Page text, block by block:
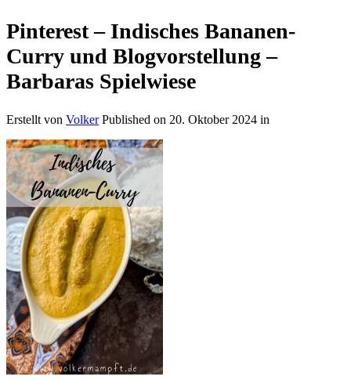
Pinterest – Indisches Bananen-
Curry und Blogvorstellung –
Barbaras Spielwiese
Erstellt von Volker Published on 20. Oktober 2024 in